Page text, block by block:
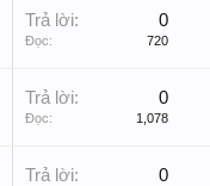
Trả lời: 0
Đọc: 720
Trả lời: 0
Đọc: 1,078
Trả lời: 0